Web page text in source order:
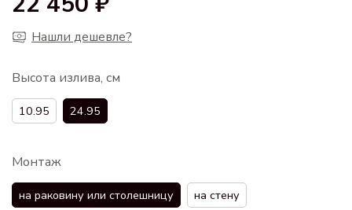
Нашли дешевле?
Высота излива, см
10.95 24.95
Монтаж
на раковину или столешницу
на стену